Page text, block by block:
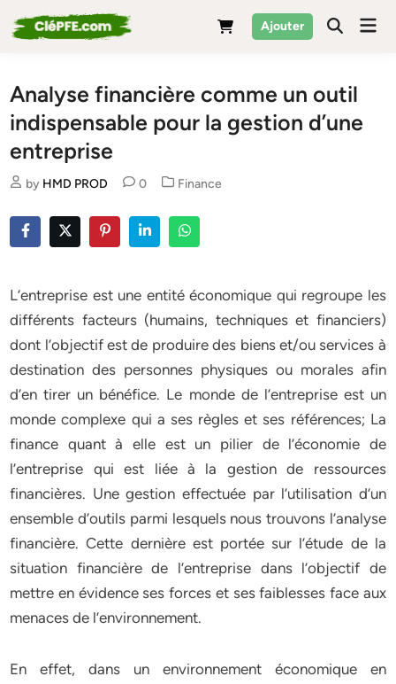
to
Ajouter
Analyse financière comme un outil
indispensable pour la gestion d’une
entreprise
by HMD PROD 0
Posted
Finance
L’entreprise est une entité économique qui regroupe les
différents facteurs (humains, techniques et financiers)
dont l’objectif est de produire des biens et/ou services à
destination des personnes physiques ou morales afin
d’en tirer un bénéfice. Le monde de l’entreprise est un
monde complexe qui a ses règles et ses références; La
finance quant à elle est un pilier de l’économie de
l’entreprise qui est liée à la gestion de ressources
financières. Une gestion effectuée par l’utilisation d’un
ensemble d’outils parmi lesquels nous trouvons l’analyse
financière. Cette dernière est portée sur l’étude de la
situation financière de l’entreprise dans l’objectif de
mettre en évidence ses forces et ses faiblesses face aux
menaces de l’environnement.
En effet, dans un environnement économique en